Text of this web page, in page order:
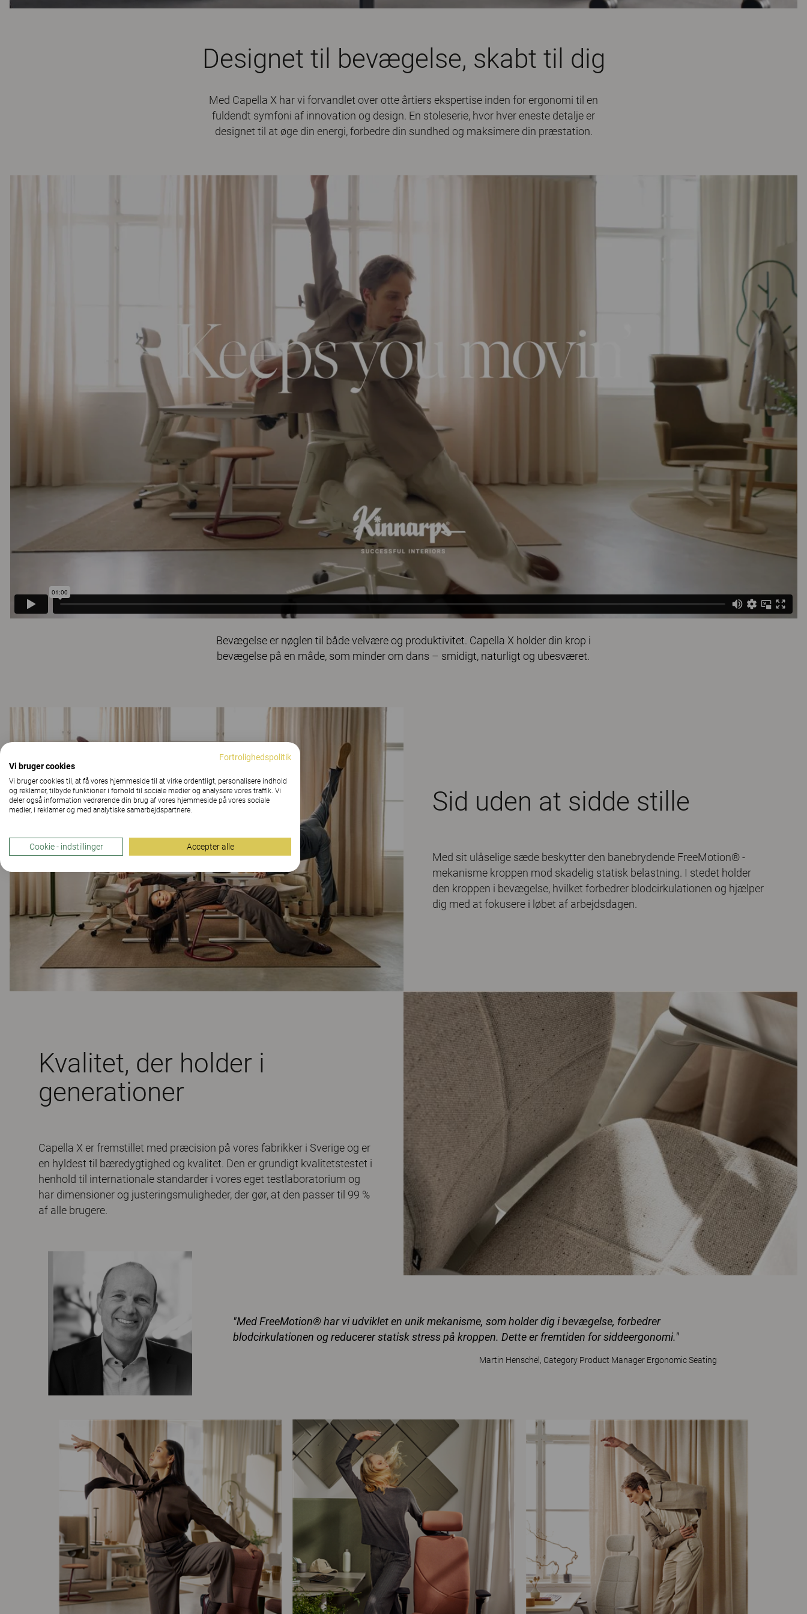
Designet til bevægelse, skabt til dig
Med Capella X har vi forvandlet over otte årtiers ekspertise inden for ergonomi til en
fuldendt symfoni af innovation og design. En stoleserie, hvor hver eneste detalje er
designet til at øge din energi, forbedre din sundhed og maksimere din præstation.
Bevægelse er nøglen til både velvære og produktivitet. Capella X holder din krop i
bevægelse på en måde, som minder om dans – smidigt, naturligt og ubesværet.
Sid uden at sidde stille
Med sit ulåselige sæde beskytter den banebrydende FreeMotion® -
mekanisme kroppen mod skadelig statisk belastning. I stedet holder
den kroppen i bevægelse, hvilket forbedrer blodcirkulationen og hjælper
dig med at fokusere i løbet af arbejdsdagen.
Kvalitet, der holder i
generationer
Capella X er fremstillet med præcision på vores fabrikker i Sverige og er
en hyldest til bæredygtighed og kvalitet. Den er grundigt kvalitetstestet i
henhold til internationale standarder i vores eget testlaboratorium og
har dimensioner og justeringsmuligheder, der gør, at den passer til 99 %
af alle brugere.
"Med FreeMotion® har vi udviklet en unik mekanisme, som holder dig i bevægelse, forbedrer
blodcirkulationen og reducerer statisk stress på kroppen. Dette er fremtiden for siddeergonomi."
Martin Henschel, Category Product Manager Ergonomic Seating
Fortrolighedspolitik
Vi bruger cookies
Vi bruger cookies til, at få vores hjemmeside til at virke ordentligt, personalisere indhold
og reklamer, tilbyde funktioner i forhold til sociale medier og analysere vores traffik. Vi
deler også information vedrørende din brug af vores hjemmeside på vores sociale
medier, i reklamer og med analytiske samarbejdspartnere.
Cookie - indstillinger Accepter alle